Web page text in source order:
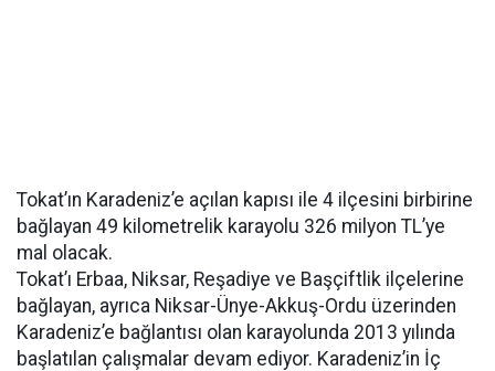
Tokat’ın Karadeniz’e açılan kapısı ile 4 ilçesini birbirine
bağlayan 49 kilometrelik karayolu 326 milyon TL’ye
mal olacak.
Tokat’ı Erbaa, Niksar, Reşadiye ve Başçiftlik ilçelerine
bağlayan, ayrıca Niksar-Ünye-Akkuş-Ordu üzerinden
Karadeniz’e bağlantısı olan karayolunda 2013 yılında
başlatılan çalışmalar devam ediyor. Karadeniz’in İç